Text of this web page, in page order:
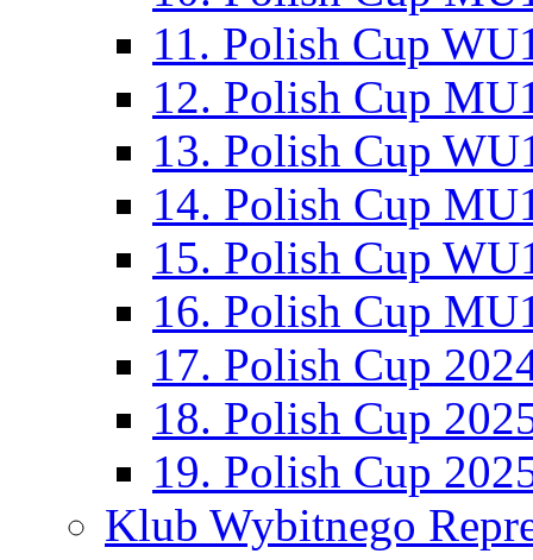
11. Polish Cup
12. Polish Cup
13. Polish Cup
14. Polish Cup
15. Polish Cup
16. Polish Cup
17. Polish Cup
18. Polish Cup
19. Polish Cup
Klub Wybitnego